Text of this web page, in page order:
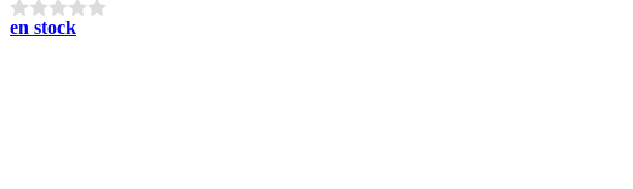
en stock